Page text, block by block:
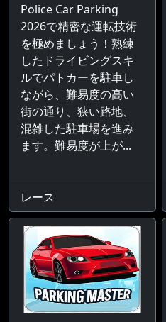
Police Car Parking
2026で精密な運転技術
を極めましょう！熟練
したドライビングスキ
ルでパトカーを駐車し
ながら、難易度の高い
街の通り、狭い路地、
混雑した駐車場を進み
ます。難易度が上が...
レース